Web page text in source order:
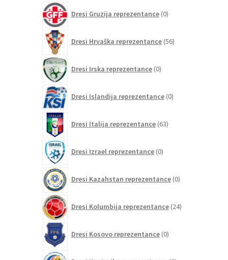
Dresi Gruzija reprezentance 0izdelkov
Dresi Hrvaška reprezentance 56izdelkov
Dresi Irska reprezentance 0izdelkov
Dresi Islandija reprezentance 0izdelkov
Dresi Italija reprezentance 63izdelkov
Dresi Izrael reprezentance 0izdelkov
Dresi Kazahstan reprezentance 0izdelkov
Dresi Kolumbija reprezentance 24izdelkov
Dresi Kosovo reprezentance 0izdelkov